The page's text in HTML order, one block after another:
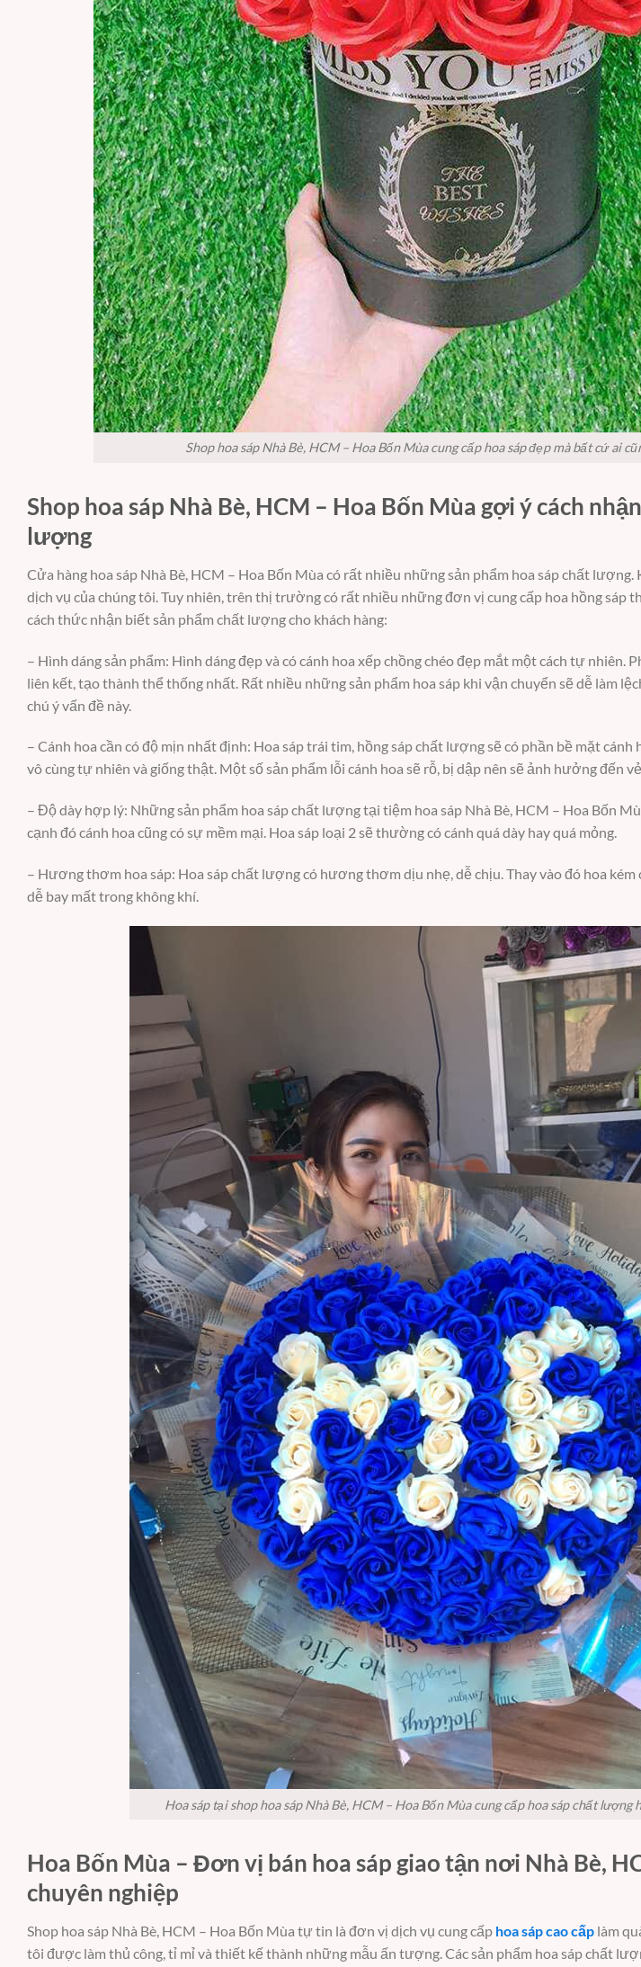
Shop hoa sáp Nhà Bè, HCM – Hoa Bốn Mùa cung cấp hoa sáp đẹp mà bất cứ ai
Shop hoa sáp Nhà Bè, HCM – Hoa Bốn Mùa gợi ý cách
lượng
Cửa hàng hoa sáp Nhà Bè, HCM – Hoa Bốn Mùa có rất nhiều những sản phẩm hoa sáp chất
dịch vụ của chúng tôi. Tuy nhiên, trên thị trường có rất nhiều những đơn vị cung cấp hoa hồng sáp
cách thức nhận biết sản phẩm chất lượng cho khách hàng:
– Hình dáng sản phẩm: Hình dáng đẹp và có cánh hoa xếp chồng chéo đẹp mắt một cách tự nhiên.
liên kết, tạo thành thể thống nhất. Rất nhiều những sản phẩm hoa sáp khi vận chuyển sẽ dễ làm
chú ý vấn đề này.
– Cánh hoa cần có độ mịn nhất định: Hoa sáp trái tim, hồng sáp chất lượng sẽ có phần bề mặt
vô cùng tự nhiên và giống thật. Một số sản phẩm lỗi cánh hoa sẽ rỗ, bị dập nên sẽ ảnh hưởng đến
– Độ dày hợp lý: Những sản phẩm hoa sáp chất lượng tại tiệm hoa sáp Nhà Bè, HCM – Hoa Bốn
cạnh đó cánh hoa cũng có sự mềm mại. Hoa sáp loại 2 sẽ thường có cánh quá dày hay quá mỏng.
– Hương thơm hoa sáp: Hoa sáp chất lượng có hương thơm dịu nhẹ, dễ chịu. Thay vào đó hoa
dễ bay mất trong không khí.
Hoa sáp tại shop hoa sáp Nhà Bè, HCM – Hoa Bốn Mùa cung cấp hoa sáp chất lượng
Hoa Bốn Mùa – Đơn vị bán hoa sáp giao tận nơi Nhà Bè,
chuyên nghiệp
Shop hoa sáp Nhà Bè, HCM – Hoa Bốn Mùa tự tin là đơn vị dịch vụ cung cấp hoa sáp cao cấp làm
tôi được làm thủ công, tỉ mỉ và thiết kế thành những mẫu ấn tượng. Các sản phẩm hoa sáp chất